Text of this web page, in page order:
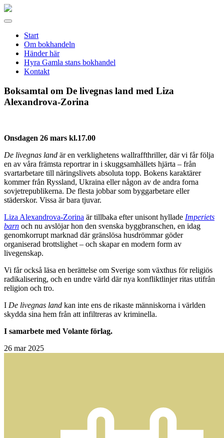
Gamla
Meny
Start
Om bokhandeln
Händer här
Hyra Gamla stans bokhandel
Kontakt
Boksamtal om De livegnas land med Liza
Alexandrova-Zorina
Onsdagen 26 mars kl.17.00
De livegnas land är en verklighetens wallraffthriller, där vi får följa
en av våra främsta reportrar in i skuggsamhällets hjärta – från
svartarbetare till näringslivets absoluta topp. Bokens karaktärer
kommer från Ryssland, Ukraina eller någon av de andra forna
sovjetrepublikerna. De flesta jobbar som byggarbetare eller
städerskor. Vissa är bara tjuvar.
Liza Alexandrova-Zorina är tillbaka efter unisont hyllade Imperiets
barn och nu avslöjar hon den svenska byggbranschen, en idag
genomkorrupt marknad där gränslösa husdrömmar göder
organiserad brottslighet – och skapar en modern form av
livegenskap.
Vi får också läsa en berättelse om Sverige som växthus för religiös
radikalisering, och en undre värld där nya konfliktlinjer ritas utifrån
religion och tro.
I De livegnas land kan inte ens de rikaste människorna i världen
skydda sina hem från att infiltreras av kriminella.
I samarbete med Volante förlag.
26 mar 2025